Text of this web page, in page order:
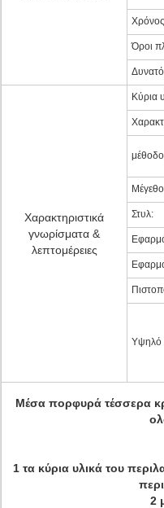
Όροι
Χαρακτηριστικά
γνωρίσματα &
λεπτομέρειες
Κύρια
Στυλ:
Υψηλό
Μέσα πορφυρά τέσσερα
1 τα κύρια υλικά του
2